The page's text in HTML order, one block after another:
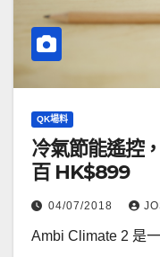
QK場料
冷氣節能遙控
百 HK$899
04/07/2018
Ambi Climate 2 是